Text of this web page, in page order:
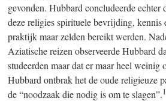
gevonden. Hubbard concludeerde echter
deze religies spirituele bevrijding, kennis
praktijk maar zelden bereikt werden.
Aziatische reizen observeerde Hubbard
studeerden maar dat er maar heel weinig
Hubbard ontbrak het de oude religieuze
de “noodzaak die nodig is om te slagen”.